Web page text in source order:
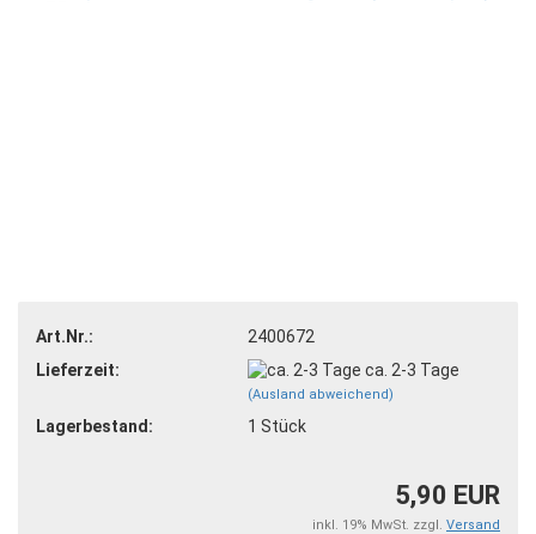
Art.Nr.:
2400672
Lieferzeit:
ca. 2-3 Tage
(Ausland abweichend)
Lagerbestand: 1 Stück
5,90 EUR
inkl. 19% MwSt. zzgl. Versand